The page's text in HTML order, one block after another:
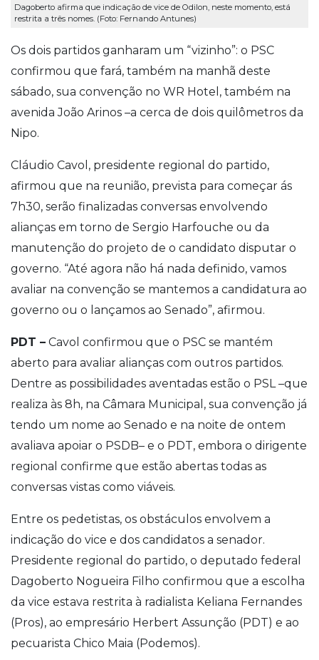
Dagoberto afirma que indicação de vice de Odilon, neste momento, está
restrita a três nomes. (Foto: Fernando Antunes)
Os dois partidos ganharam um “vizinho”: o PSC
confirmou que fará, também na manhã deste
sábado, sua convenção no WR Hotel, também na
avenida João Arinos –a cerca de dois quilômetros da
Nipo.
Cláudio Cavol, presidente regional do partido,
afirmou que na reunião, prevista para começar ás
7h30, serão finalizadas conversas envolvendo
alianças em torno de Sergio Harfouche ou da
manutenção do projeto de o candidato disputar o
governo. “Até agora não há nada definido, vamos
avaliar na convenção se mantemos a candidatura ao
governo ou o lançamos ao Senado”, afirmou.
PDT – Cavol confirmou que o PSC se mantém
aberto para avaliar alianças com outros partidos.
Dentre as possibilidades aventadas estão o PSL –que
realiza às 8h, na Câmara Municipal, sua convenção já
tendo um nome ao Senado e na noite de ontem
avaliava apoiar o PSDB– e o PDT, embora o dirigente
regional confirme que estão abertas todas as
conversas vistas como viáveis.
Entre os pedetistas, os obstáculos envolvem a
indicação do vice e dos candidatos a senador.
Presidente regional do partido, o deputado federal
Dagoberto Nogueira Filho confirmou que a escolha
da vice estava restrita à radialista Keliana Fernandes
(Pros), ao empresário Herbert Assunção (PDT) e ao
pecuarista Chico Maia (Podemos).